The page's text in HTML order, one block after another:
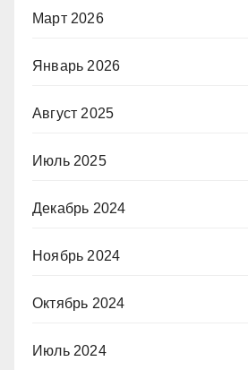
Март 2026
Январь 2026
Август 2025
Июль 2025
Декабрь 2024
Ноябрь 2024
Октябрь 2024
Июль 2024